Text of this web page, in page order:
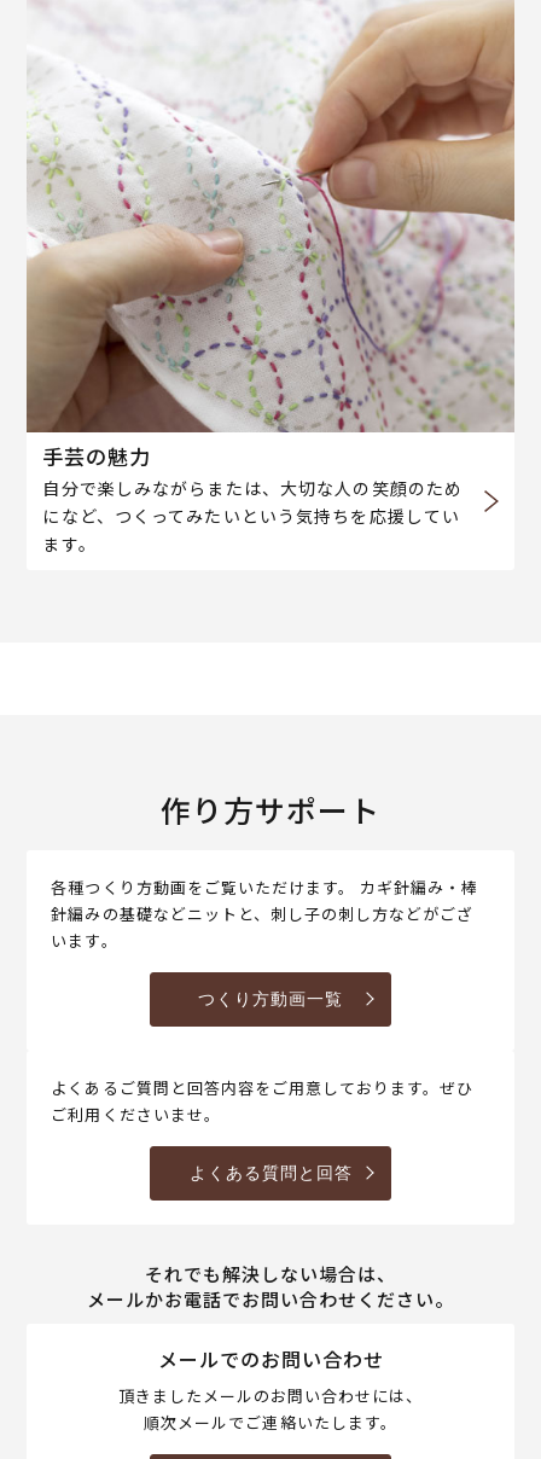
手芸の魅力
自分で楽しみながらまたは、大切な人の笑顔のため
になど、つくってみたいという気持ちを応援してい
ます。
作り方サポート
各種つくり方動画をご覧いただけます。 カギ針編み・棒
針編みの基礎などニットと、刺し子の刺し方などがござ
います。
つくり方動画一覧
よくあるご質問と回答内容をご用意しております。ぜひ
ご利用くださいませ。
よくある質問と回答
それでも解決しない場合は、
メールかお電話でお問い合わせください。
メールでのお問い合わせ
頂きましたメールのお問い合わせには、
順次メールでご連絡いたします。